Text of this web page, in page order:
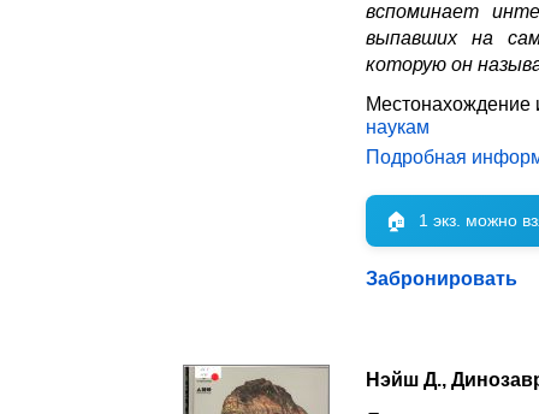
вспоминает
выпавших на
которую он
Местонахождение
наукам
Подробная
🏠 1 экз. можно
Забронировать
Нэйш Д.,